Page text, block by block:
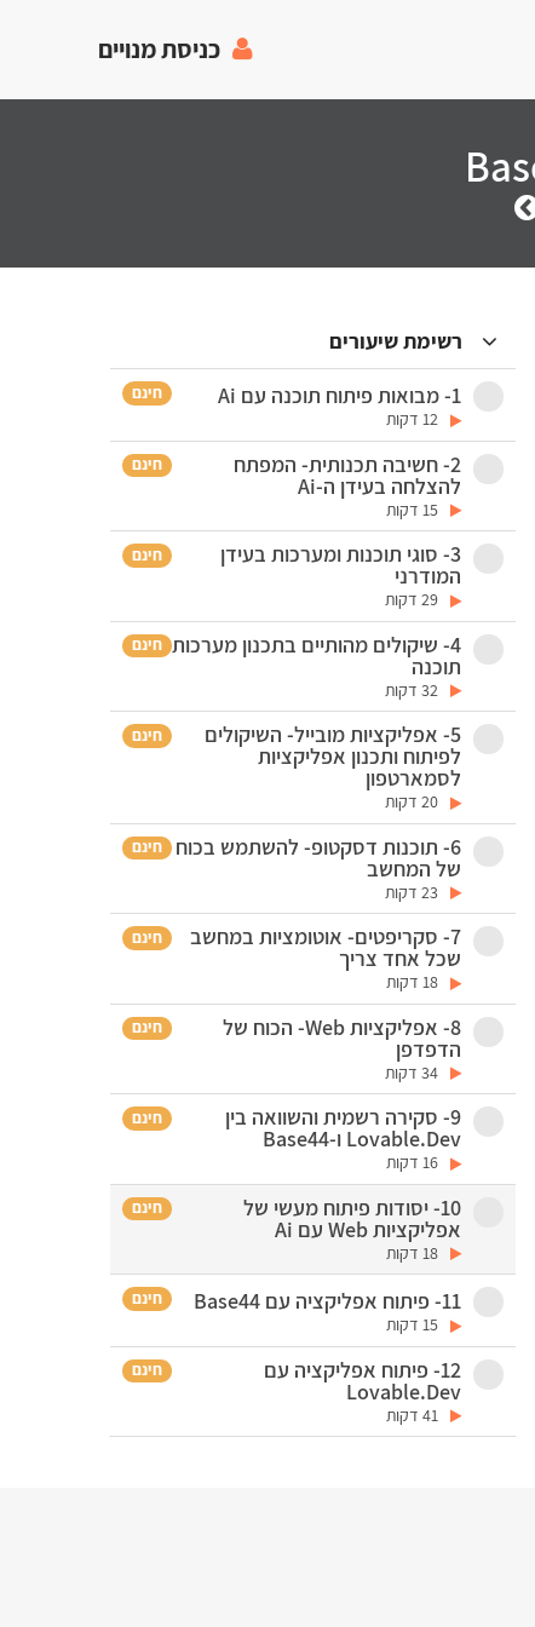
כניסת מנויים
רשימת שיעורים
1- מבואות פיתוח תוכנה עם Ai
12 דקות
חינם
2- חשיבה תכנותית- המפתח
להצלחה בעידן ה-Ai
15 דקות
חינם
3- סוגי תוכנות ומערכות בעידן
המודרני
29 דקות
חינם
4- שיקולים מהותיים בתכנון מערכות
תוכנה
32 דקות
חינם
5- אפליקציות מובייל- השיקולים
לפיתוח ותכנון אפליקציות
לסמארטפון
20 דקות
חינם
6- תוכנות דסקטופ- להשתמש בכוח
של המחשב
23 דקות
חינם
7- סקריפטים- אוטומציות במחשב
שכל אחד צריך
18 דקות
חינם
8- אפליקציות Web- הכוח של
הדפדפן
34 דקות
חינם
9- סקירה רשמית והשוואה בין
Lovable.Dev ו-Base44
16 דקות
חינם
10- יסודות פיתוח מעשי של
אפליקציות Web עם Ai
18 דקות
חינם
11- פיתוח אפליקציה עם Base44
15 דקות
חינם
12- פיתוח אפליקציה עם
Lovable.Dev
41 דקות
חינם